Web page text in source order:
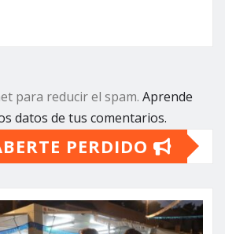
para reducir el spam. Aprende
datos de tus comentarios.
PERDIDO